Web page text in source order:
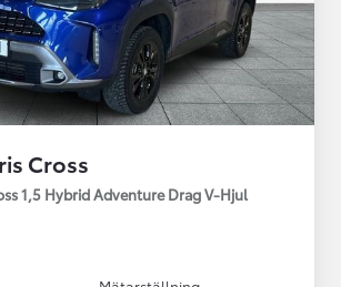
Cross
1,5 Hybrid Adventure Drag V-Hjul